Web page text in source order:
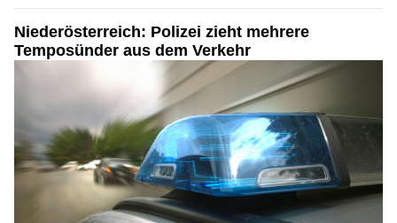
Niederösterreich: Polizei zieht mehrere
Temposünder aus dem Verkehr